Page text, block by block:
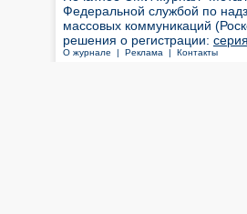
Федеральной службой по
массовых коммуникаций
решения о регистрации:
О журнале | Реклама | Контакты